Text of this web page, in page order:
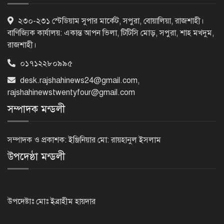
কারিগরি বোর্ডের পাশের হারে নজিরবিহীন
ধস, কমেছে জিপিএ-৫ ও
এগিয়ে মেয়েরা
২৩০-২৩১ স্টেডিয়াম সুপার মার্কেট, সপুরা, বোয়ালিয়া, রাজশাহী।
বাণিজ্যিক কার্যালয়: একান্ত আপন ভিলা, টিটিসি মোড়, সপুরা, শাহ মখদুম,
রাজশাহী।
০১৭১২২৮০৯৯৫
desk.rajshahinews24@gmail.com,
rajshahinewstwentyfour@gmail.com
সম্পাদক মন্ডলী
সম্পাদক ও প্রকাশক: ইঞ্জিনিয়ার মো: রায়হানুল ইসলাম
উপদেষ্ঠা মন্ডলী
উপদেষ্টাঃ মোঃ ইব্রাহীম হায়দার